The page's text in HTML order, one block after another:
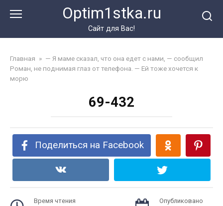
Optim1stka.ru
Сайт для Вас!
Главная » — Я маме сказал, что она едет с нами, — сообщил
Роман, не поднимая глаз от телефона. — Ей тоже хочется к
морю
69-432
Поделиться на Facebook
Время чтения Опубликовано